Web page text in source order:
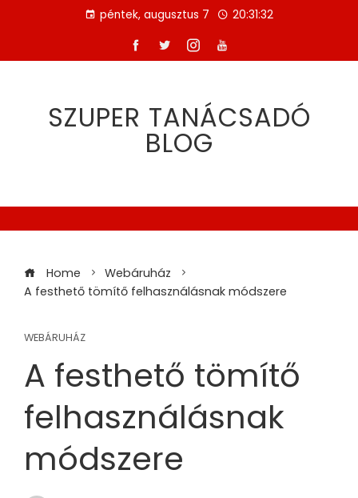
péntek, augusztus 7 20:31:32
SZUPER TANÁCSADÓ
BLOG
Home
Webáruház
A festhető tömítő felhasználásnak módszere
WEBÁRUHÁZ
A festhető tömítő
felhasználásnak
módszere